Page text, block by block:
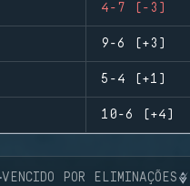
4-7 (-3)
9-6 (+3)
5-4 (+1)
10-6 (+4)
VENCIDO POR ELIMINAÇÕES